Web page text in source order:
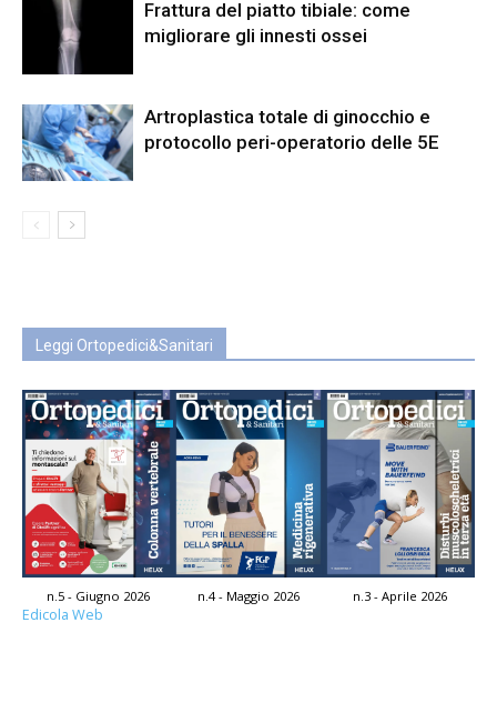
Frattura del piatto tibiale: come
migliorare gli innesti ossei
Artroplastica totale di ginocchio e
protocollo peri-operatorio delle 5E
Leggi Ortopedici&Sanitari
n.5 - Giugno 2026 n.4 - Maggio 2026 n.3 - Aprile 2026
Edicola Web